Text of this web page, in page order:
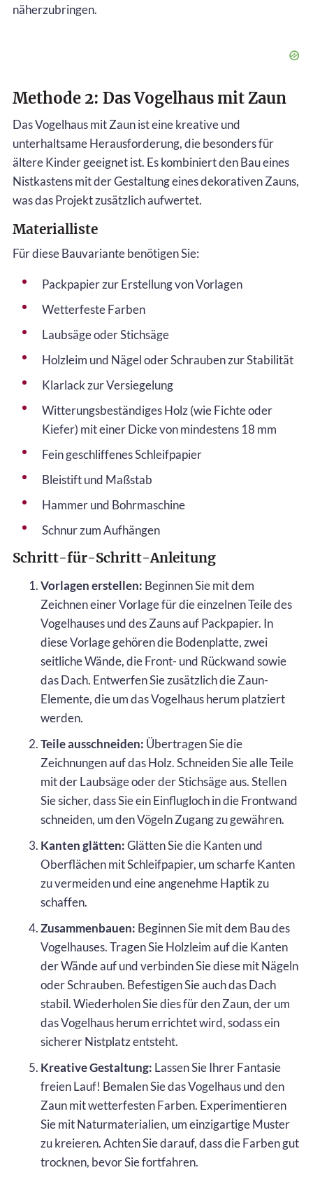
näherzubringen.
Methode 2: Das Vogelhaus mit Zaun
Das Vogelhaus mit Zaun ist eine kreative und
unterhaltsame Herausforderung, die besonders für
ältere Kinder geeignet ist. Es kombiniert den Bau eines
Nistkastens mit der Gestaltung eines dekorativen Zauns,
was das Projekt zusätzlich aufwertet.
Materialliste
Für diese Bauvariante benötigen Sie:
Packpapier zur Erstellung von Vorlagen
Wetterfeste Farben
Laubsäge oder Stichsäge
Holzleim und Nägel oder Schrauben zur Stabilität
Klarlack zur Versiegelung
Witterungsbeständiges Holz (wie Fichte oder
Kiefer) mit einer Dicke von mindestens 18 mm
Fein geschliffenes Schleifpapier
Bleistift und Maßstab
Hammer und Bohrmaschine
Schnur zum Aufhängen
Schritt-für-Schritt-Anleitung
Vorlagen erstellen: Beginnen Sie mit dem
Zeichnen einer Vorlage für die einzelnen Teile des
Vogelhauses und des Zauns auf Packpapier. In
diese Vorlage gehören die Bodenplatte, zwei
seitliche Wände, die Front- und Rückwand sowie
das Dach. Entwerfen Sie zusätzlich die Zaun-
Elemente, die um das Vogelhaus herum platziert
werden.
Teile ausschneiden: Übertragen Sie die
Zeichnungen auf das Holz. Schneiden Sie alle Teile
mit der Laubsäge oder der Stichsäge aus. Stellen
Sie sicher, dass Sie ein Einflugloch in die Frontwand
schneiden, um den Vögeln Zugang zu gewähren.
Kanten glätten:Glätten Sie die Kanten und
Oberflächen mit Schleifpapier, um scharfe Kanten
zu vermeiden und eine angenehme Haptik zu
schaffen.
Zusammenbauen: Beginnen Sie mit dem Bau des
Vogelhauses. Tragen Sie Holzleim auf die Kanten
der Wände auf und verbinden Sie diese mit Nägeln
oder Schrauben. Befestigen Sie auch das Dach
stabil. Wiederholen Sie dies für den Zaun, der um
das Vogelhaus herum errichtet wird, sodass ein
sicherer Nistplatz entsteht.
Kreative Gestaltung: Lassen Sie Ihrer Fantasie
freien Lauf! Bemalen Sie das Vogelhaus und den
Zaun mit wetterfesten Farben. Experimentieren
Sie mit Naturmaterialien, um einzigartige Muster
zu kreieren. Achten Sie darauf, dass die Farben gut
trocknen, bevor Sie fortfahren.